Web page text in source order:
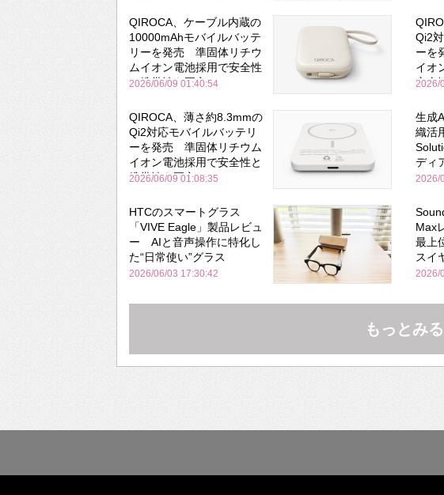
QIROCA、ケーブル内蔵の
10000mAhモバイルバッテ
リーを発売 準固体リチウ
ムイオン電池採用で安全性
と携帯性を両立
2026/06/09 01:40:54
Qi2
ーを
イオ
安全
2026/
QIROCA、薄さ約8.3mmの
Qi2対応モバイルバッテリ
ーを発売 準固体リチウム
イオン電池採用で安全性と
携帯性を両立
2026/06/09 01:08:35
生成
織活
ディ
2026/
HTCのスマートグラス
「VIVE Eagle」製品レビュ
ー AIと音声操作に特化し
た“日常使い”グラス
2026/06/03 17:30:42
Max
最上
スイ
づら
Bose
2026/
もっとみる